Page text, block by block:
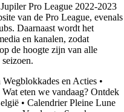
Pro League 2022-2023
van de Pro League, evenals
Daarnaast wordt het
en kanalen, zodat
de hoogte zijn van alle
en Acties •
Wat eten we vandaag? Ontdek
• Calendrier Pleine Lune